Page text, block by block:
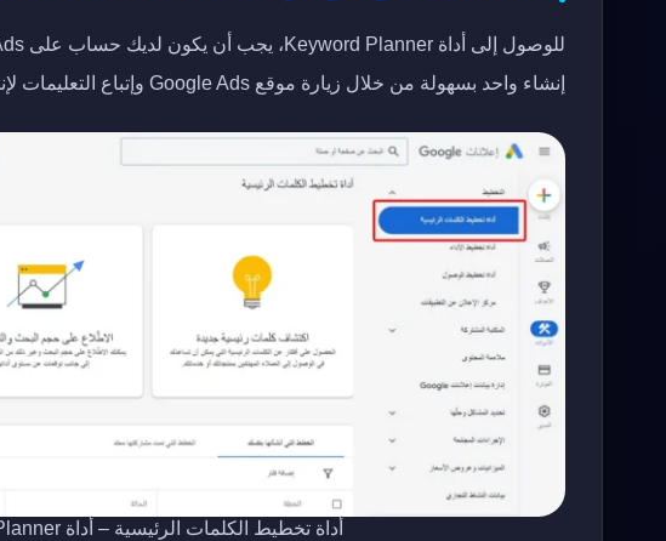
إنشاء واحد بسهولة من خلال زيارة موقع Google Ads وإتباع التعليمات لإنشاء حساب جديد.
أداة تخطيط الكلمات الرئيسية – أداة Keyword Planner